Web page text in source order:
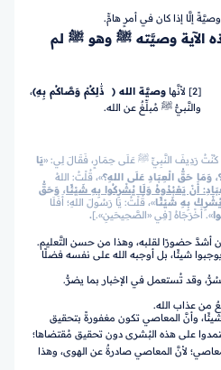
إلَّا إذا كان في أمرٍ هامٍّ.
الآية وصيَّته ﷺ وهو ﷺ لم
[2] لأنَّها وصيَّة الله ﴿ ذَٰلِكُمْ وَصَّاكُم بِهِ﴾،
والنَّبيُّ ﷺ مُبلِّغٌ عن الله.
رَدِيفَ النَّبِيِّ ﷺ عَلَى حِمَـارٍ، فَقَـالَ لِي: «يَا
وَمَا حَقُّ الْعِبَادِ عَلَى اللهِ؟»، قُلْتُ: اللهُ
أَنْ يَعْبُدُوهُ وَلَا يُشْرِكُوا بِهِ شَيْئًا، وَحَقُّ
يُشْرِكُ بِهِ شَيْئًا»، قُلْتُ: يَا رَسُولَ اللهِ؛ أَفَلَا
». أَخْرَجَاهُ [فِي «الصَّحِيحَينِ».].
أشدَّ حضورًا لقلبه، وهذا من حسن التَّعليم.
يوجبوا شيئًا، بل أوجبه الله على نفسه فضلًا
وقد تُستعمل في الإخبار بما يضرُّ.
من عذاب الله.
وأنَّ المعاصي تكون مغفورةً بتحقيق
على هذه البُشرى دون تحقيق مُقتضاها؛
لأنَّ المعاصي صادرةٌ عن الهوى، وهذا